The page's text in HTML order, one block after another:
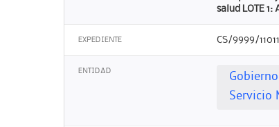
salud LOTE
EXPEDIENTE CS/9999/
ENTIDAD
Servicio